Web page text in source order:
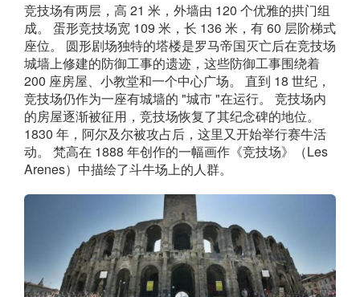
竞技场有两层，高 21 米，外墙由 120 个优雅的拱门组
成。 蛋形竞技场宽 109 米，长 136 米，有 60 层阶梯式
座位。 圆形剧场独特的塔楼是罗马帝国灭亡后在竞技场
城墙上修建的防御工事的遗迹，这些防御工事围绕着
200 座房屋、小教堂和一个中心广场。 直到 18 世纪，
竞技场仍作为一座有城墙的 "城市 "在运行。 竞技场内
的房屋逐渐被征用，竞技场恢复了其纪念碑的地位。
1830 年，阿尔及尔被攻占后，这里又开始举行赛牛活
动。 梵高在 1888 年创作的一幅画作《竞技场》（Les
Arenes）中描绘了斗牛场上的人群。